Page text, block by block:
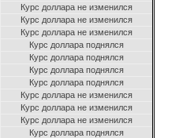
Курс доллара не изменился
Курс доллара не изменился
Курс доллара не изменился
Курс доллара поднялся
Курс доллара поднялся
Курс доллара поднялся
Курс доллара поднялся
Курс доллара не изменился
Курс доллара не изменился
Курс доллара не изменился
Курс доллара поднялся